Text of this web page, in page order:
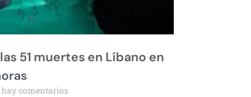
51 muertes en Líbano en
hay comentarios